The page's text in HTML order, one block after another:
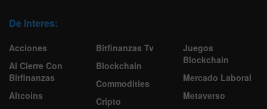
De Interes:
Acciones
Al Cierre Con
Bitfinanzas
Altcoins
Bitfinanzas Tv
Blockchain
Commodities
Cripto
Juegos
Blockchain
Mercado Laboral
Metaverso